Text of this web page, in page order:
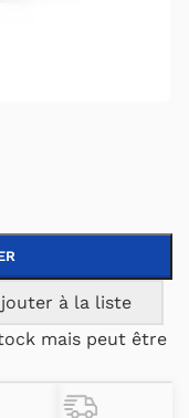
à la liste
mais peut être